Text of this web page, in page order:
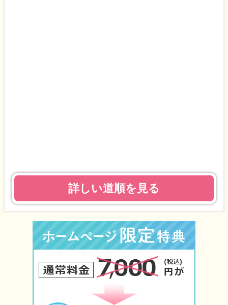
詳しい道順を見る